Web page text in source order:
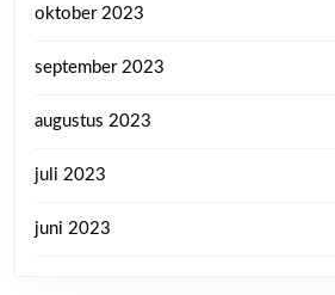
oktober 2023
september 2023
augustus 2023
juli 2023
juni 2023